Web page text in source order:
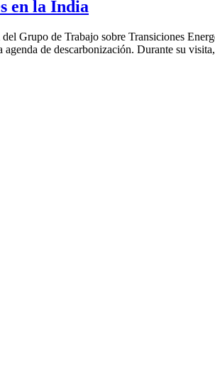
en la India
Grupo de Trabajo sobre Transiciones
agenda de descarbonización. Durante su